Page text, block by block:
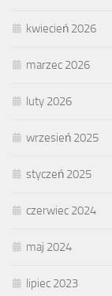
kwiecień 2026
marzec 2026
luty 2026
wrzesień 2025
styczeń 2025
czerwiec 2024
maj 2024
lipiec 2023